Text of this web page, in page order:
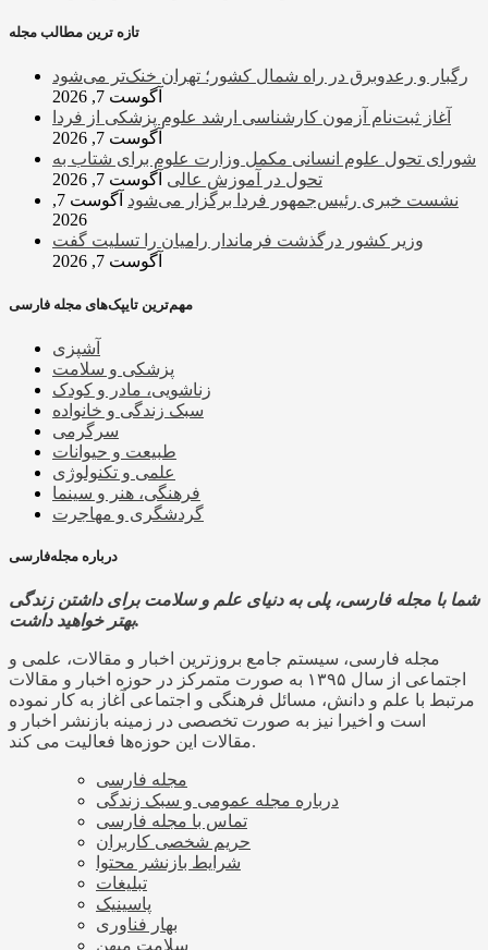
تازه ترین مطالب مجله
رگبار و رعدوبرق در راه شمال کشور؛ تهران خنک‌تر می‌شود
آگوست 7, 2026
آغاز ثبت‌نام‌ آزمون کارشناسی ارشد علوم پزشکی از فردا
آگوست 7, 2026
شورای تحول علوم انسانی مکمل وزارت علوم برای شتاب به
تحول در آموزش عالی آگوست 7, 2026
نشست خبری رئیس‌جمهور فردا برگزار می‌شود
آگوست 7,
2026
وزیر کشور درگذشت فرماندار رامیان را تسلیت گفت
آگوست 7, 2026
مهم‌ترین تایپک‌های مجله فارسی
آشپزی
پزشکی و سلامت
زناشویی، مادر و کودک
سبک زندگی و خانواده
سرگرمی
طبیعت و حیوانات
علمی و تکنولوژی
فرهنگی، هنر و سینما
گردشگری و مهاجرت
درباره مجله‌فارسی
شما با مجله فارسی، پلی به دنیای علم و سلامت برای داشتن زندگی
بهتر خواهید داشت.
مجله فارسی، سیستم جامع بروزترین اخبار و مقالات، علمی و
اجتماعی از سال ۱۳۹۵ به صورت متمرکز در حوزه اخبار و مقالات
مرتبط با علم و دانش، مسائل فرهنگی و اجتماعی آغاز به کار نموده
است و اخیرا نیز به صورت تخصصی در زمینه بازنشر اخبار و
مقالات این حوزه‌ها فعالیت می کند.
مجله فارسی
درباره مجله عمومی و سبک زندگی
تماس با مجله فارسی
حریم شخصی کاربران
شرایط بازنشر محتوا
تبلیغات
پاسینیک
بهار فناوری
سلامت میهن